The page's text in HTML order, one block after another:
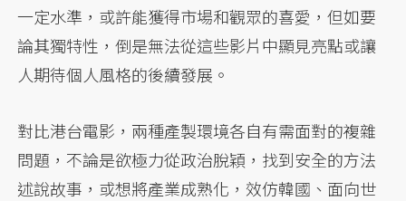
一定水準，或許能獲得市場和觀眾的喜愛，但如要
論其獨特性，倒是無法從這些影片中顯見亮點或讓
人期待個人風格的後續發展。
對比港台電影，兩種產製環境各自有需面對的複雜
問題，不論是欲極力從政治脫穎，找到安全的方法
述說故事，或想將產業成熟化，效仿韓國、面向世